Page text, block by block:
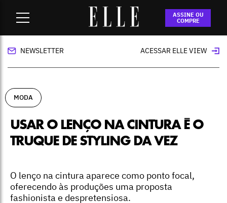
ASSINE OU
COMPRE
Usar o lenço na cintura é o truque de styling
da vez
NEWSLETTER ACESSAR ELLE VIEW
MODA
USAR O LENÇO NA CINTURA É O
TRUQUE DE STYLING DA VEZ
O lenço na cintura aparece como ponto focal,
oferecendo às produções uma proposta
fashionista e despretensiosa.